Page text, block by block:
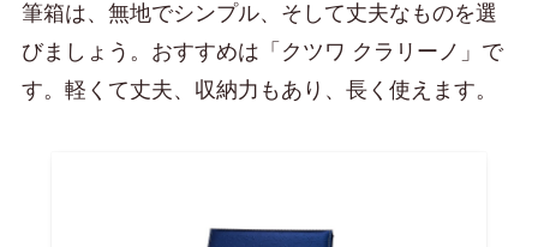
筆箱は、無地でシンプル、そして丈夫なものを選
びましょう。おすすめは「クツワ クラリーノ」で
す。軽くて丈夫、収納力もあり、長く使えます。